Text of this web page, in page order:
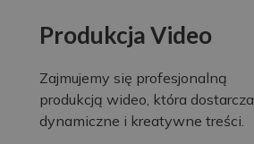
Produkcja Video
Zajmujemy się profesjonalną
produkcją wideo, która dostarcza
dynamiczne i kreatywne treści.